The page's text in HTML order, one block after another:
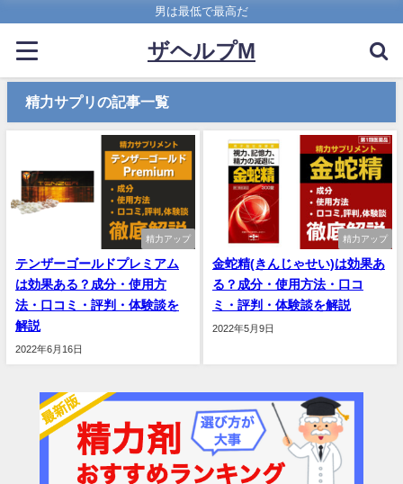
男は最低で最高だ
ザヘルプM
精力サプリの記事一覧
精力アップ
テンザーゴールドプレミアム
は効果ある？成分・使用方
法・口コミ・評判・体験談を
解説
2022年6月16日
精力アップ
金蛇精(きんじゃせい)は効果あ
る？成分・使用方法・口コ
ミ・評判・体験談を解説
2022年5月9日